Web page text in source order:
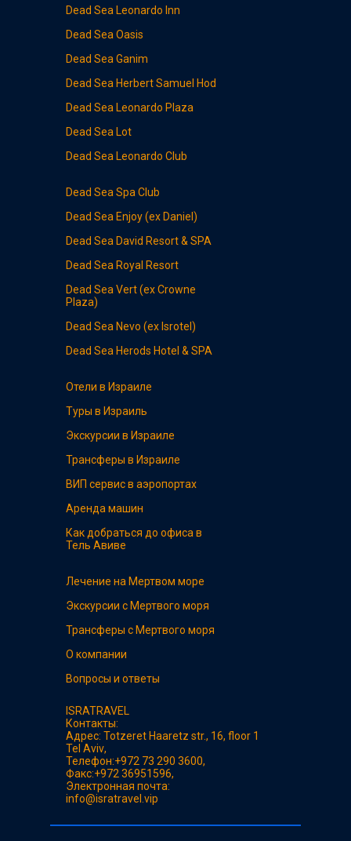
Dead Sea Leonardo Inn
Dead Sea Oasis
Dead Sea Ganim
Dead Sea Herbert Samuel Hod
Dead Sea Leonardo Plaza
Dead Sea Lot
Dead Sea Leonardo Club
Dead Sea Spa Club
Dead Sea Enjoy (ex Daniel)
Dead Sea David Resort & SPA
Dead Sea Royal Resort
Dead Sea Vert (ex Crowne
Plaza)
Dead Sea Nevo (ex Isrotel)
Dead Sea Herods Hotel & SPA
Отели в Израиле
Туры в Израиль
Экскурсии в Израиле
Трансферы в Израиле
ВИП сервис в аэропортах
Аренда машин
Как добраться до офиса в
Тель Авиве
Лечение на Мертвом море
Экскурсии с Мертвого моря
Трансферы с Мертвого моря
О компании
Вопросы и ответы
ISRATRAVEL
Контакты:
Адрес: Totzeret Haaretz str., 16, floor 1
Tel Aviv,
Телефон:+972 73 290 3600,
Факс:+972 36951596,
Электронная почта:
info@isratravel.vip